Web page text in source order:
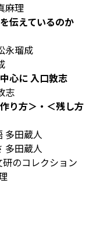
麻理
伝えているのか
永瑠成
心に 入口敦志
志
り方＞・＜残し方
多田蔵人
多田蔵人
のコレクション